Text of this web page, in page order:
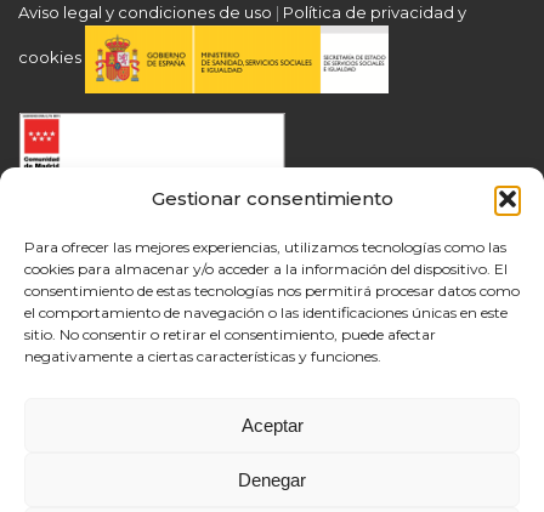
Gestionar consentimiento
Para ofrecer las mejores experiencias, utilizamos tecnologías como las
cookies para almacenar y/o acceder a la información del dispositivo. El
consentimiento de estas tecnologías nos permitirá procesar datos como
el comportamiento de navegación o las identificaciones únicas en este
sitio. No consentir o retirar el consentimiento, puede afectar
negativamente a ciertas características y funciones.
Aceptar
Denegar
Aviso legal y condiciones de uso | Política de privacidad y
cookies